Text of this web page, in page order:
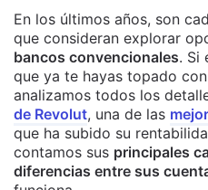
En los últimos años, son
que consideran explorar
bancos convencionales. Si
que ya te hayas topado con
analizamos todos los
de Revolut, una de las
que ha subido su
contamos sus principales
diferencias entre sus